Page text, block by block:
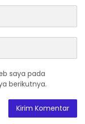
saya pada
berikutnya.